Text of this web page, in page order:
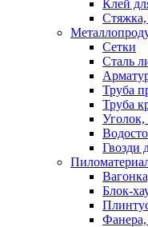
Клей
Стяжка,
Сетки
Сталь
Труба
Труба
Уголок,
Гвозди
Блок-